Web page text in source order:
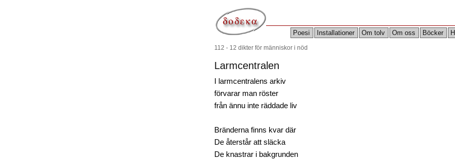
Poesi Installationer Om tolv Om oss Böcker
112 - 12 dikter för människor i nöd
Larmcentralen
I larmcentralens arkiv
förvarar man röster
från ännu inte räddade liv
Bränderna finns kvar där
De återstår att släcka
De knastrar i bakgrunden